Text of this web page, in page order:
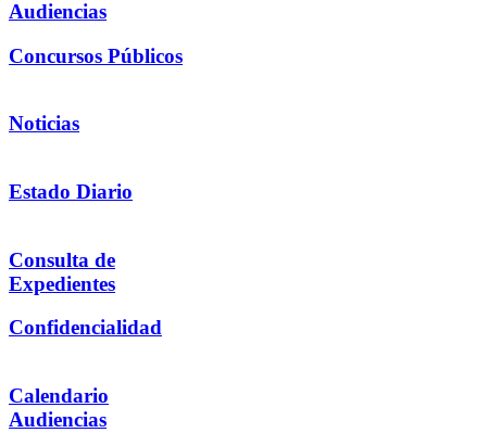
Audiencias
Concursos Públicos
Noticias
Estado Diario
Consulta de
Expedientes
Confidencialidad
Calendario
Audiencias